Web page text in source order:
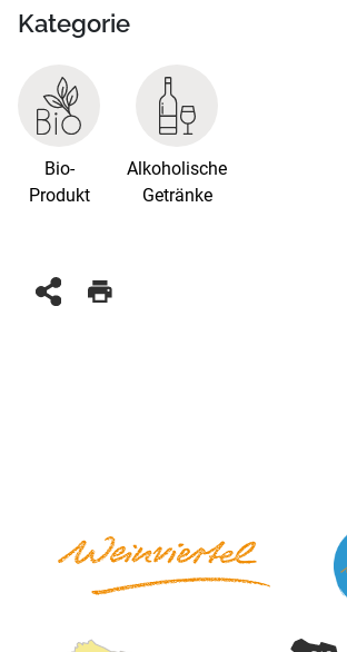
Kategorie
Bio-
Produkt
Alkoholische
Getränke